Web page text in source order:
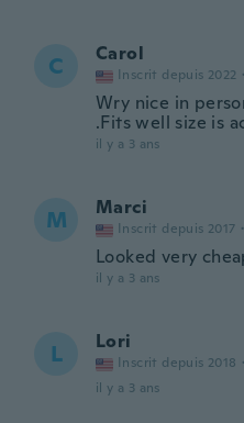
C Carol
Inscrit depuis 2022 ·
Wry nice in
.Fits well size is
il y a 3 ans
M Marci
Inscrit depuis 2017 ·
Looked very
il y a 3 ans
L Lori
Inscrit depuis 2018 ·
il y a 3 ans